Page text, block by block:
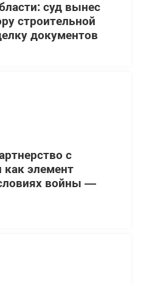
суд вынес
строительной
документов
с
элемент
войны —